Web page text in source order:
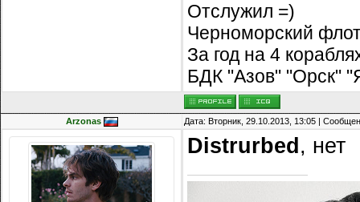
Отслужил =)
Черноморский
За год на 4
БДК "Азов" "Орск"
Arzonas Дата: Вторник, 29.10.2013, 13:05 |
Distrurbed , нет